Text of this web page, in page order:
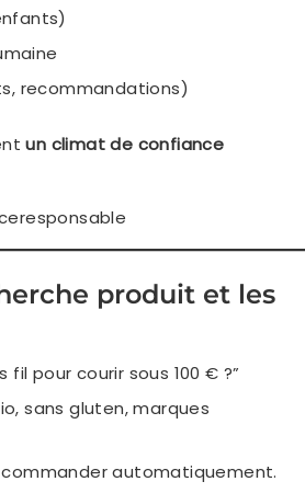
recommandations)
un climat de confiance
produit et les
fil pour courir sous 100 € ?”
sans gluten, marques
automatiquement.